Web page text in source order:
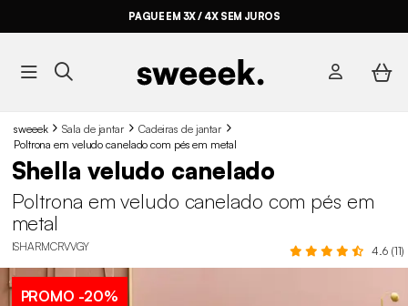
PAGUE EM 3X / 4X SEM JUROS
sweeek Sala de jantar
Cadeiras de jantar
Poltrona em veludo canelado com pés em metal
Shella veludo canelado
Poltrona em veludo canelado com pés em
metal
ISHARMCRVVGY 4.6 (11)
PROMO -20%